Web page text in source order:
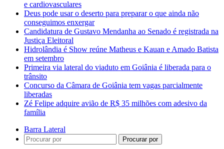
e cardiovasculares
Deus pode usar o deserto para preparar o que ainda não
conseguimos enxergar
Candidatura de Gustavo Mendanha ao Senado é registrada na
Justiça Eleitoral
Hidrolândia é Show reúne Matheus e Kauan e Amado Batista
em setembro
Primeira via lateral do viaduto em Goiânia é liberada para o
trânsito
Concurso da Câmara de Goiânia tem vagas parcialmente
liberadas
Zé Felipe adquire avião de R$ 35 milhões com adesivo da
família
Barra Lateral
Procurar por